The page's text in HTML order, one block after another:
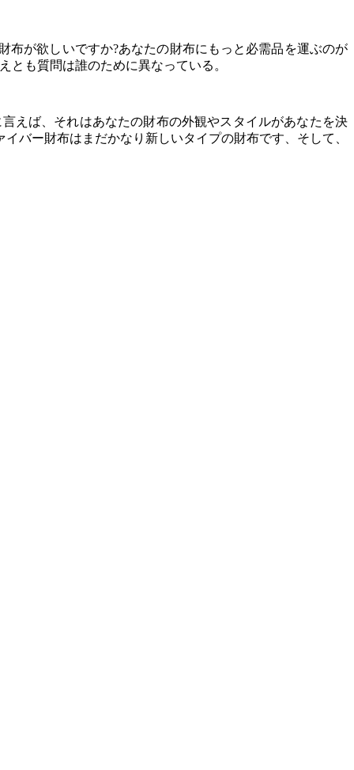
が欲しいですか?あなたの財布にもっと必需品を運ぶのが
も質問は誰のために異なっている。
えば、それはあなたの財布の外観やスタイルがあなたを決
バー財布はまだかなり新しいタイプの財布です、そして、